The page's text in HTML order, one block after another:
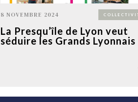
8 NOVEMBRE 2024
La Presqu’île de Lyon veut
séduire les Grands Lyonnais